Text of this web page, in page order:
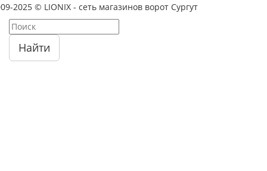
2025 © LIONIX - сеть магазинов ворот Сургут
Найти